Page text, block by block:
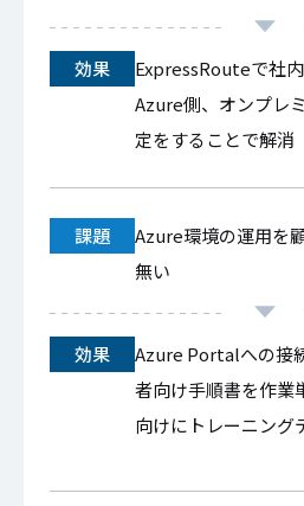
効果
ExpressRouteで社内
Azure側、オンプレ
定をすることで解消
課題
Azure環境の運用を
無い
効果
Azure Portalへの接
者向け手順書を作業
向けにトレーニング